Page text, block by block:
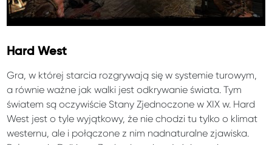
Hard West
Gra, w której starcia rozgrywają się w systemie turowym,
a równie ważne jak walki jest odkrywanie świata. Tym
światem są oczywiście Stany Zjednoczone w XIX w. Hard
West jest o tyle wyjątkowy, że nie chodzi tu tylko o klimat
westernu, ale i połączone z nim nadnaturalne zjawiska.